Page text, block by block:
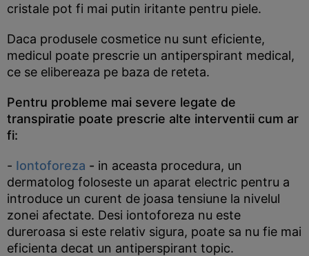
cristale pot fi mai putin iritante pentru piele.
Daca produsele cosmetice nu sunt eficiente,
medicul poate prescrie un antiperspirant medical,
ce se elibereaza pe baza de reteta.
Pentru probleme mai severe legate de
transpiratie poate prescrie alte interventii cum ar
fi:
- Iontoforeza - in aceasta procedura, un
dermatolog foloseste un aparat electric pentru a
introduce un curent de joasa tensiune la nivelul
zonei afectate. Desi iontoforeza nu este
dureroasa si este relativ sigura, poate sa nu fie mai
eficienta decat un antiperspirant topic.